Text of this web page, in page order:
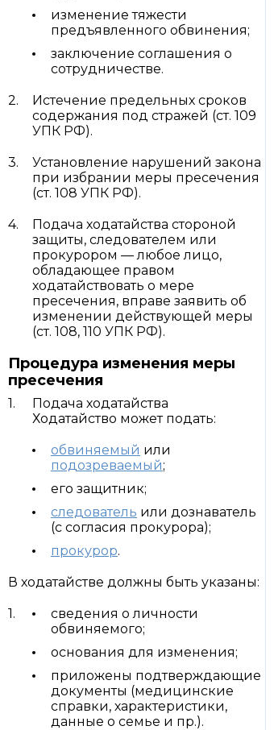
изменение тяжести
предъявленного обвинения;
заключение соглашения о
сотрудничестве.
Истечение предельных сроков
содержания под стражей (ст. 109
УПК РФ).
Установление нарушений закона
при избрании меры пресечения
(ст. 108 УПК РФ).
Подача ходатайства стороной
защиты, следователем или
прокурором — любое лицо,
обладающее правом
ходатайствовать о мере
пресечения, вправе заявить об
изменении действующей меры
(ст. 108, 110 УПК РФ).
Процедура изменения меры
пресечения
Подача ходатайства
Ходатайство может подать:
обвиняемый или
подозреваемый;
его защитник;
следователь или дознаватель
(с согласия прокурора);
прокурор.
В ходатайстве должны быть указаны:
сведения о личности
обвиняемого;
основания для изменения;
приложены подтверждающие
документы (медицинские
справки, характеристики,
данные о семье и пр.).